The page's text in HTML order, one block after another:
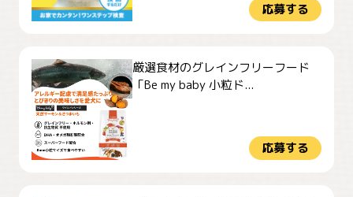
応募する
厳選食材のグレインフリーフード
「Be my baby 小粒ド...
応募する